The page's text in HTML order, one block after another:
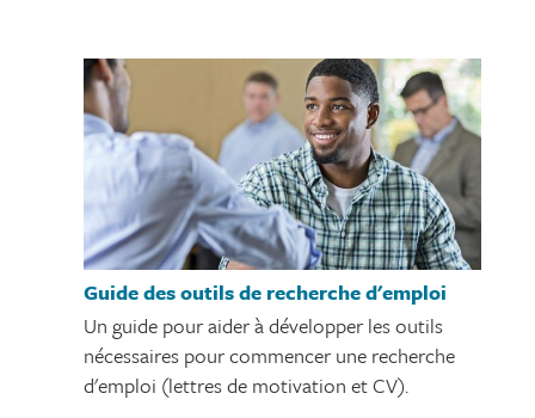
Guide des outils de recherche d'emploi
Un guide pour aider à développer les outils
nécessaires pour commencer une recherche
d'emploi (lettres de motivation et CV).